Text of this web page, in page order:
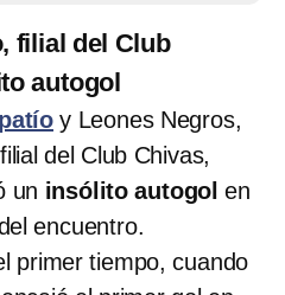
filial del Club
autogol
y Leones Negros,
del Club Chivas,
un insólito autogolen
encuentro.
primer tiempo, cuando